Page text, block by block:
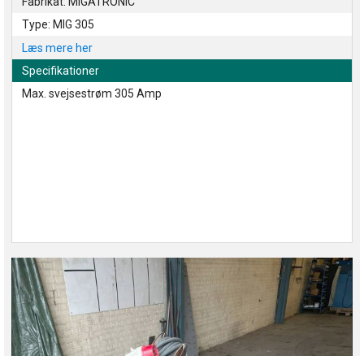
Type: MIG 305
Læs mere her
Specifikationer
Max. svejsestrøm 305 Amp